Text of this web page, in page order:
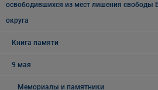
освободившихся из мест лишения свободы
округа
Книга памяти
9 мая
Мемориалы и памятники